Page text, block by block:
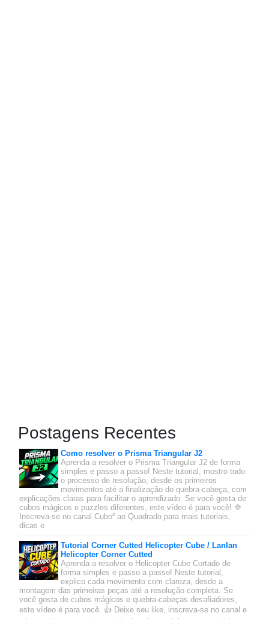
Postagens Recentes
Como resolver o Prisma Triangular J2
Aprenda a resolver o Prisma Triangular J2 de forma
simples e passo a passo! Neste tutorial, mostro todo
o processo de resolução, desde os primeiros
movimentos até a finalização do quebra-cabeça, com
explicações claras para facilitar o aprendizado. Se você gosta de
cubos mágicos e puzzles diferentes, este vídeo é para você! 🔷
Inscreva-se no canal Cubo² ao Quadrado para mais tutoriais,
dicas e
Tutorial Corner Cutted Helicopter Cube / Lanlan
Helicopter Corner Cutted
Aprenda a resolver o Helicopter Cube Cortado de
forma simples e passo a passo! Neste tutorial,
explico cada movimento com clareza, desde a
montagem das primeiras peças até a resolução completa. Se
você gosta de cubos mágicos e quebra-cabeças desafiadores,
este vídeo é para você. 👍 Deixe seu like, inscreva-se no canal e